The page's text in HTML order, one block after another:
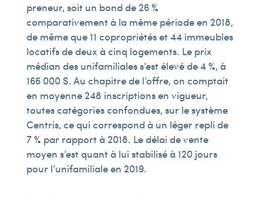
preneur, soit un bond de 26 %
comparativement à la même période en 2018,
de même que 11 copropriétés et 44 immeubles
locatifs de deux à cinq logements. Le prix
médian des unifamiliales s’est élevé de 4 %, à
166 000 $. Au chapitre de l’offre, on comptait
en moyenne 248 inscriptions en vigueur,
toutes catégories confondues, sur le système
Centris, ce qui correspond à un léger repli de
7 % par rapport à 2018. Le délai de vente
moyen s’est quant à lui stabilisé à 120 jours
pour l’unifamiliale en 2019.